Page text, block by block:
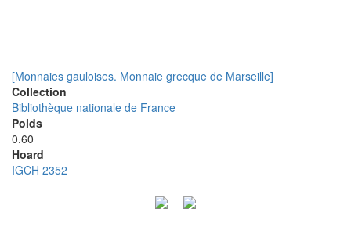
[Monnaies gauloises. Monnaie grecque de Marseille]
Collection
Bibliothèque nationale de France
Poids
0.60
Hoard
IGCH 2352